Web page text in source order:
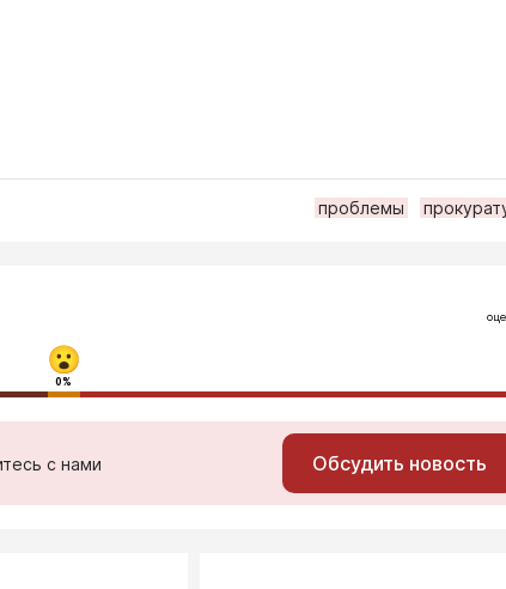
проблемы
0%
с нами Обсудить новость